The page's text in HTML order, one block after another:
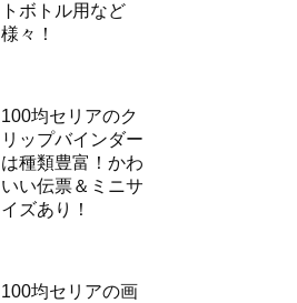
トボトル用など
様々！
100均セリアのク
リップバインダー
は種類豊富！かわ
いい伝票＆ミニサ
イズあり！
100均セリアの画